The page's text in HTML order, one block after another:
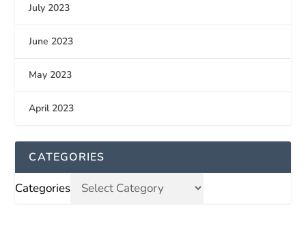
July 2023
June 2023
May 2023
April 2023
CATEGORIES
Categories